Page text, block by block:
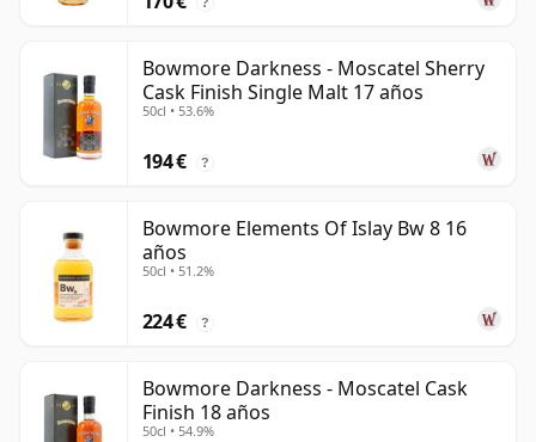
Bowmore Darkness - Moscatel Sherry
Cask Finish Single Malt 17 años
50cl • 53.6%
194 € ?
Bowmore Elements Of Islay Bw 8 16
años
50cl • 51.2%
224 € ?
Bowmore Darkness - Moscatel Cask
Finish 18 años
50cl • 54.9%